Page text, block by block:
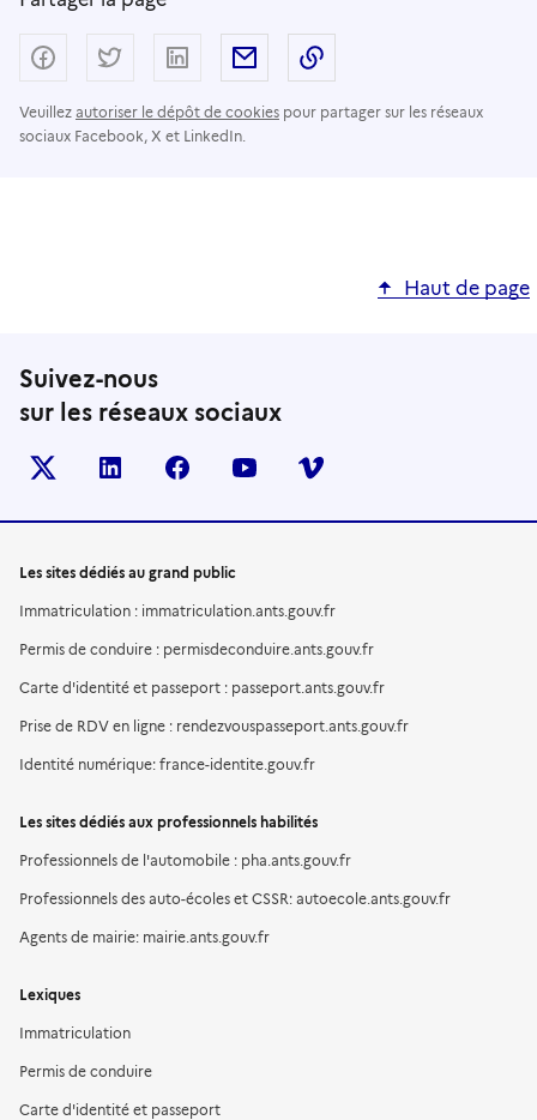
Veuillez autoriser le dépôt de cookies pour partager sur les réseaux
sociaux Facebook, X et LinkedIn.
Partager sur Facebook
Partager sur Twitter
Partager sur LinkedIn
Partager par email
Haut de page
Suivez-nous
sur les réseaux sociaux
X (anciennement TWITTER)
LINKEDINFACEBOOKYOUTUBEVIMEO
Les sites dédiés au grand public
Immatriculation : immatriculation.ants.gouv.fr
Permis de conduire : permisdeconduire.ants.gouv.fr
Carte d'identité et passeport : passeport.ants.gouv.fr
Prise de RDV en ligne : rendezvouspasseport.ants.gouv.fr
Identité numérique: france-identite.gouv.fr
Les sites dédiés aux professionnels habilités
Professionnels de l'automobile : pha.ants.gouv.fr
Professionnels des auto-écoles et CSSR: autoecole.ants.gouv.fr
Agents de mairie: mairie.ants.gouv.fr
Lexiques
Immatriculation
Permis de conduire
Carte d'identité et passeport